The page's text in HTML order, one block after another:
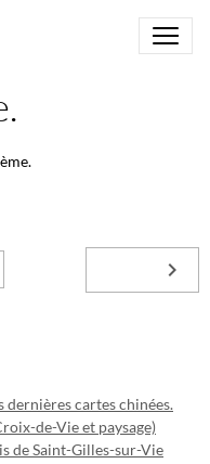
dernières cartes chinées.
de-Vie et paysage)
de Saint-Gilles-sur-Vie